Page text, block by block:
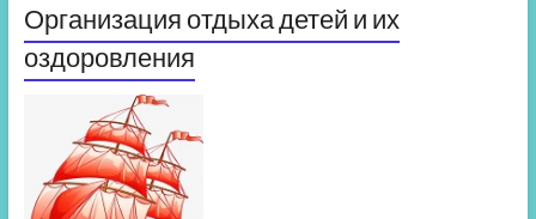
Организация отдыха детей и их
оздоровления